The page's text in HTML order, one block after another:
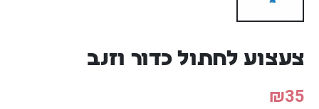
צעצוע לחתול כדור וזנב
₪35